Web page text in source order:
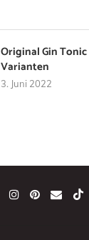
Original Gin
Varianten
3. Juni 2022